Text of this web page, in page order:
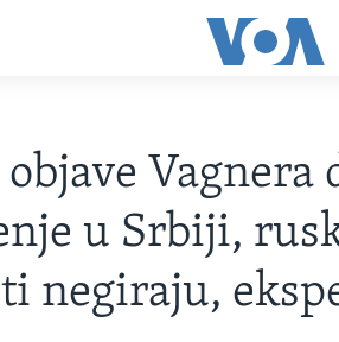
Vagnera
u Srbiji,
negiraju,